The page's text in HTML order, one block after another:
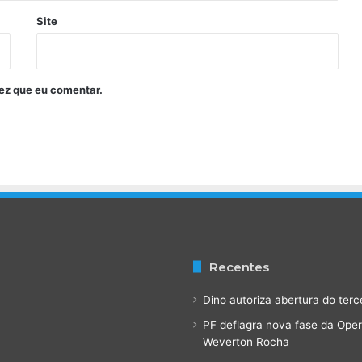
d
Site
que eu comentar.
Recentes
Dino autoriza abertura do
PF deflagra nova fase da
Weverton Rocha